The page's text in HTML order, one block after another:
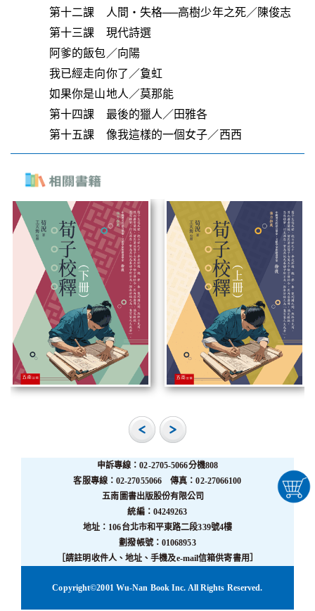
第十二課 人間‧失格──高樹少年之死／陳俊志
第十三課 現代詩選
阿爹的飯包／向陽
我已經走向你了／敻虹
如果你是山地人／莫那能
第十四課 最後的獵人／田雅各
第十五課 像我這樣的一個女子／西西
申訴專線：02-2705-5066分機808
客服專線：02-27055066 傳真：02-27066100
五南圖書出版股份有限公司
統編：04249263
地址：106台北市和平東路二段339號4樓
劃撥帳號：01068953
［請註明收件人、地址、手機及e-mail信箱供寄書用］
Copyright©2001 Wu-Nan Book Inc. All Rights Reserved.